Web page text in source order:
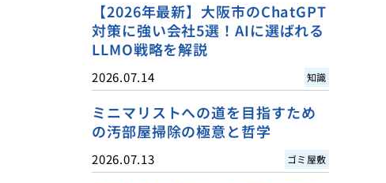
【2026年最新】大阪市のChatGPT
対策に強い会社5選！AIに選ばれる
LLMO戦略を解説
2026.07.14 知識
ミニマリストへの道を目指すため
の汚部屋掃除の極意と哲学
2026.07.13 ゴミ屋敷